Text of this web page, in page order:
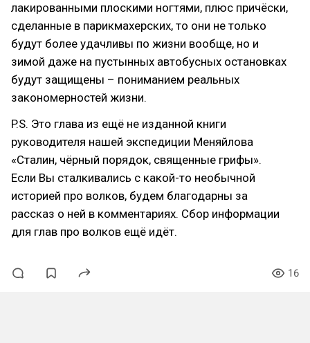
лакированными плоскими ногтями, плюс причёски,
сделанные в парикмахерских, то они не только
будут более удачливы по жизни вообще, но и
зимой даже на пустынных автобусных остановках
будут защищены – пониманием реальных
закономерностей жизни.
P.S. Это глава из ещё не изданной книги
руководителя нашей экспедиции Меняйлова
«Сталин, чёрный порядок, священные грифы».
Если Вы сталкивались с какой-то необычной
историей про волков, будем благодарны за
рассказ о ней в комментариях. Сбор информации
для глав про волков ещё идёт.
16